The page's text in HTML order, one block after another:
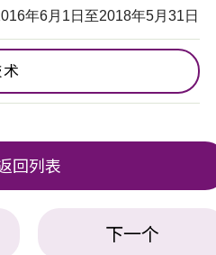
年6月1日至2018年5月31日
回列表
下一个